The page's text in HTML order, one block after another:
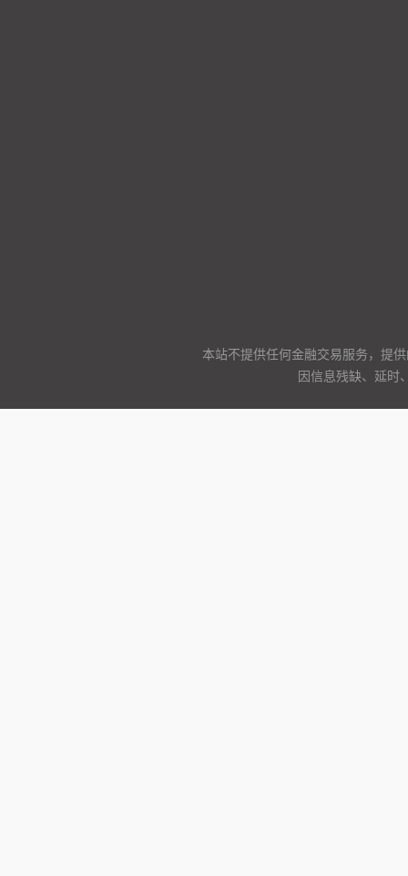
本站不提供任何金融交易服务，提
因信息残缺、延时